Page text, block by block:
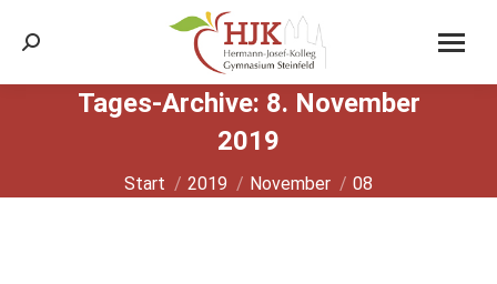
Search:
Tages-Archive: 8. November
2019
Sie befinden sich hier:
Start 2019 November 08